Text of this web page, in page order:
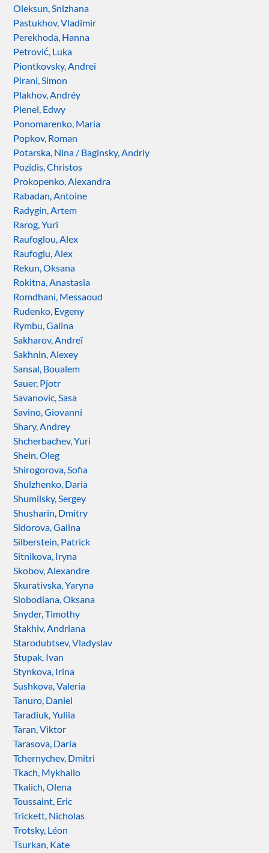
Oleksun, Snizhana
Pastukhov, Vladimir
Perekhoda, Hanna
Petrović, Luka
Piontkovsky, Andrei
Pirani, Simon
Plakhov, Andréy
Plenel, Edwy
Ponomarenko, Maria
Popkov, Roman
Potarska, Nina / Baginsky, Andriy
Pozidis, Christos
Prokopenko, Alexandra
Rabadan, Antoine
Radygin, Artem
Rarog, Yuri
Raufoglou, Alex
Raufoglu, Alex
Rekun, Oksana
Rokitna, Anastasia
Romdhani, Messaoud
Rudenko, Evgeny
Rymbu, Galina
Sakharov, Andreï
Sakhnin, Alexey
Sansal, Boualem
Sauer, Pjotr
Savanovic, Sasa
Savino, Giovanni
Shary, Andrey
Shcherbachev, Yuri
Shein, Oleg
Shirogorova, Sofia
Shulzhenko, Daria
Shumilsky, Sergey
Shusharin, Dmitry
Sidorova, Galina
Silberstein, Patrick
Sitnikova, Iryna
Skobov, Alexandre
Skurativska, Yaryna
Slobodiana, Oksana
Snyder, Timothy
Stakhiv, Andriana
Starodubtsev, Vladyslav
Stupak, Ivan
Stynkova, Irina
Sushkova, Valeria
Tanuro, Daniel
Taradiuk, Yuliia
Taran, Viktor
Tarasova, Daria
Tchernychev, Dmitri
Tkach, Mykhailo
Tkalich, Olena
Toussaint, Eric
Trickett, Nicholas
Trotsky, Léon
Tsurkan, Kate